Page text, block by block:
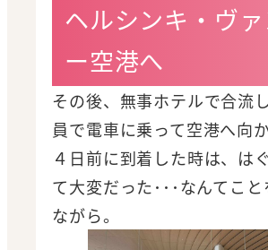
ヘルシンキ・ヴ
ー空港へ
その後、無事ホテルで合流
員で電車に乗って空港へ向か
４日前に到着した時は、は
て大変だった･･･なんてこ
ながら。